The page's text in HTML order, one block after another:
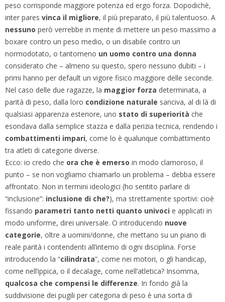
peso corrisponde maggiore potenza ed ergo forza. Dopodichè,
inter pares vinca il migliore, il più preparato, il più talentuoso. A
nessuno però verrebbe in mente di mettere un peso massimo a
boxare contro un peso medio, o un disabile contro un
normodotato, o tantomeno un uomo contro una donna
considerato che – almeno su questo, spero nessuno dubiti – i
primi hanno per default un vigore fisico maggiore delle seconde.
Nel caso delle due ragazze, la maggior forza determinata, a
parità di peso, dalla loro condizione naturale sanciva, al di là di
qualsiasi apparenza esteriore, uno stato di superiorità che
esondava dalla semplice stazza e dalla perizia tecnica, rendendo i
combattimenti impari, come lo è qualunque combattimento
tra atleti di categorie diverse.
Ecco: io credo che ora che è emerso in modo clamoroso, il
punto – se non vogliamo chiamarlo un problema – debba essere
affrontato. Non in termini ideologici (ho sentito parlare di
“inclusione”: inclusione di che?), ma strettamente sportivi: cioè
fissando parametri tanto netti quanto univoci e applicati in
modo uniforme, direi universale. O introducendo nuove
categorie, oltre a uomini/donne, che mettano su un piano di
reale parità i contendenti all’interno di ogni disciplina. Forse
introducendo la “cilindrata”, come nei motori, o gli handicap,
come nell’ippica, o il decalage, come nell’atletica? Insomma,
qualcosa che compensi le differenze. In fondo già la
suddivisione dei pugili per categoria di peso è una sorta di